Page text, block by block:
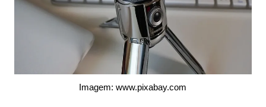
Imagem: www.pixabay.com